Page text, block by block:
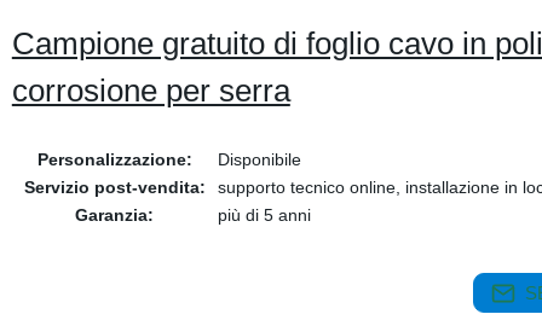
Campione gratuito di foglio cavo in
corrosione per serra
Personalizzazione:
Disponibile
Servizio post-vendita:
supporto tecnico online, installazione in
Garanzia:
più di 5 anni